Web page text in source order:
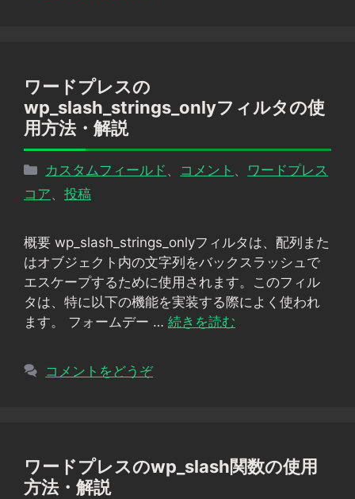
ワードプレスの
wp_slash_strings_onlyフィルタの使
用方法・解説
カ
テ
ー
カスタムフィールド コメント
ワードプレス
コア
投稿
概要 wp_slash_strings_onlyフィルタは、配列また
はオブジェクト内の文字列をバックスラッシュで
エスケープするために使用されます。このフィル
タは、特に以下の機能を実装する際によく使われ
ます。 フォームデー … 続きを読む
コメントをどうぞ
ワードプレスのwp_slash関数の使用
方法・解説